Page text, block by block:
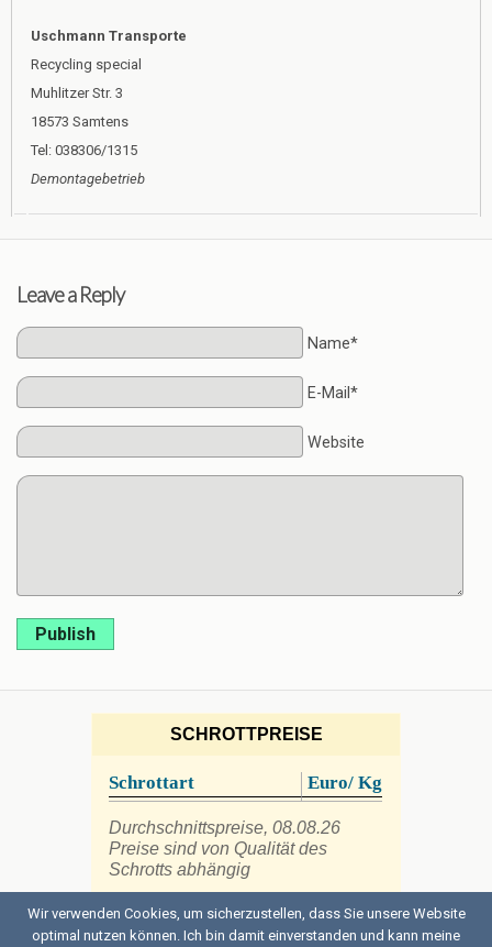
Uschmann Transporte
Recycling special
Muhlitzer Str. 3
18573 Samtens
Tel: 038306/1315
Demontagebetrieb
Leave a Reply
Name*
E-Mail*
Website
Publish
SCHROTTPREISE
Schrottart Euro/ Kg
Durchschnittspreise, 08.08.26
Preise sind von Qualität des
Schrotts abhängig
Wir verwenden Cookies, um sicherzustellen, dass Sie unsere Website
optimal nutzen können. Ich bin damit einverstanden und kann meine